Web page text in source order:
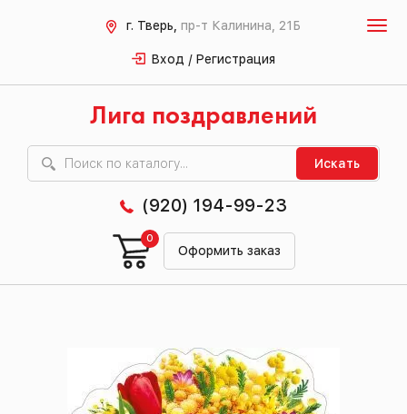
г. Тверь, пр-т Калинина, 21Б
Вход / Регистрация
Лига поздравлений
Искать
(920) 194-99-23
Оформить заказ
0